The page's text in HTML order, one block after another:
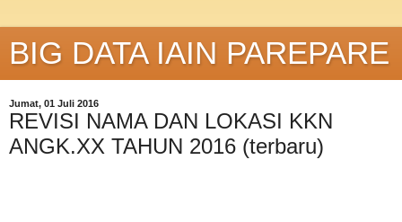
BIG DATA IAIN PAREPARE
Jumat, 01 Juli 2016
REVISI NAMA DAN LOKASI KKN
ANGK.XX TAHUN 2016 (terbaru)